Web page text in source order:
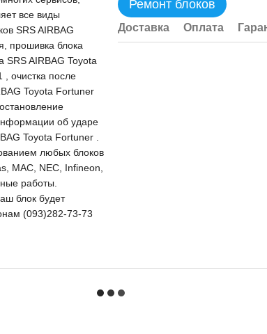
все виды
SRS AIRBAG
прошивка блока
SRS AIRBAG Toyota
очистка после
Toyota Fortuner
об ударе
Toyota Fortuner .
любых блоков
MAC, NEC, Infineon,
работы.
блок будет
(093)282-73-73
Ремонт блоков
Доставка Оплата